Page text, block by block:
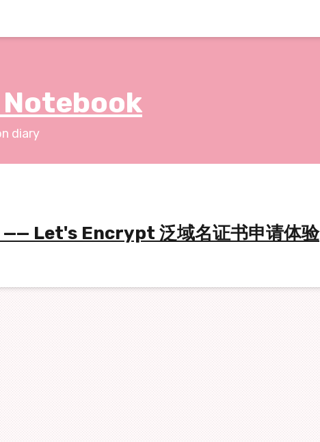
diary
—— Let's Encrypt 泛域名证书申请体验